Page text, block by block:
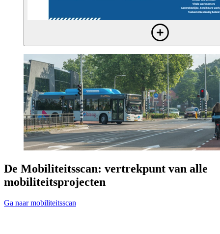
De Mobiliteitsscan: vertrekpunt van alle
mobiliteitsprojecten
Ga naar mobiliteitsscan